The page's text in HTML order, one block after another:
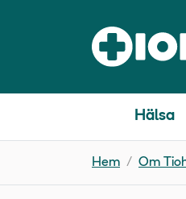
Hälsa
Hem Om